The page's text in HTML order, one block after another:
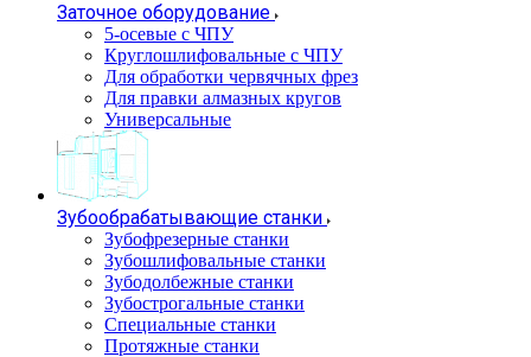
Заточное оборудование
5-осевые с ЧПУ
Круглошлифовальные с ЧПУ
Для обработки червячных фрез
Для правки алмазных кругов
Универсальные
Зубообрабатывающие станки
Зубофрезерные станки
Зубошлифовальные станки
Зубодолбежные станки
Зубострогальные станки
Специальные станки
Протяжные станки